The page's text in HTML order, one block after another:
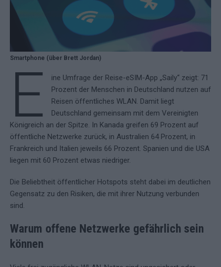
Smartphone (über Brett Jordan)
E
ine Umfrage der Reise-eSIM-App „Saily“ zeigt: 71
Prozent der Menschen in Deutschland nutzen auf
Reisen öffentliches WLAN. Damit liegt
Deutschland gemeinsam mit dem Vereinigten
Königreich an der Spitze. In Kanada greifen 69 Prozent auf
öffentliche Netzwerke zurück, in Australien 64 Prozent, in
Frankreich und Italien jeweils 66 Prozent. Spanien und die USA
liegen mit 60 Prozent etwas niedriger.
Die Beliebtheit öffentlicher Hotspots steht dabei im deutlichen
Gegensatz zu den Risiken, die mit ihrer Nutzung verbunden
sind.
Warum offene Netzwerke gefährlich sein
können